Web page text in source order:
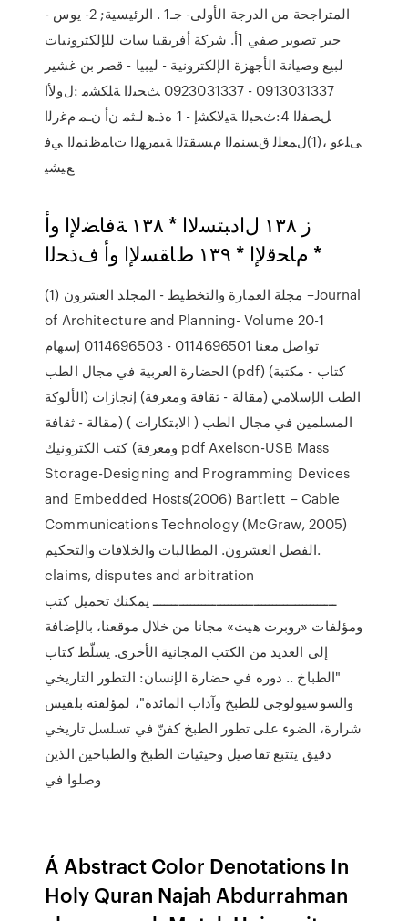
المتراجحة من الدرجة الأولى- جـ1 . الرئيسية; 2- يوس -
جبر تصوير صفي [أ. شركة أفريقيا سات للإلكترونيات
لبيع وصيانة الأجهزة الإلكترونية - ليبيا - قصر بن غشير
0913031337 - 0923031337 ﺚﺤﺒﻟﺍ ﺔﻠﻜﺸﻣ :ﻝﻭﻷﺍ
ﻞﺼﻔﻟﺍ 4:ﺙﺤﺒﻟﺍ ﺔﻴﻟﺎﻜﺸﺇ - 1 ﻩﺫـﻫ لـﺜﻤ ﻥﺃ ﻥـﻤ ﻡﻏﺭﻟﺍ
ﻰﻠﻋﻭ ،(1)لﻤﻌﻠﻟ ﻕﺴﻨﻤﻟﺍ ﻡﻴﺴﻘﺘﻟﺍ ﺔﻴﻤﺭﻬﻟﺍ ﺕﺎﻤﻅﻨﻤﻟﺍ ﻲﻓ
ﻊﻴﺸﻴ
ز ١٣٨ لﺍﺩﺒﺘﺴﻻﺍ * ١٣٨ ﺔﻓﺎﻀﻹﺍ ﻭﺃ
ﻡﺎﺤﻗﻹﺍ * ١٣٩ ﻁﺎﻘﺴﻹﺍ ﻭﺃ ﻑﺫﺤﻟﺍ *
مجلة العمارة والتخطيط - المجلد العشرون (1) –Journal
of Architecture and Planning- Volume 20-1
تواصل معنا 0114696501 - 0114696503 إسهام
الحضارة العربية في مجال الطب (pdf) (كتاب - مكتبة
الألوكة) الطب الإسلامي (مقالة - ثقافة ومعرفة) إنجازات
المسلمين في مجال الطب ( الابتكارات ) (مقالة - ثقافة
ومعرفة) كتب الكترونيك pdf Axelson-USB Mass
Storage-Designing and Programming Devices
and Embedded Hosts(2006) Bartlett – Cable
Communications Technology (McGraw, 2005)
الفصل العشرون. المطالبات والخلافات والتحكيم.
claims, disputes and arbitration
ـــــــــــــــــــــــــــــــــــــــــــــــــ يمكنك تحميل كتب
ومؤلفات «روبرت هيث» مجانا من خلال موقعنا، بالإضافة
إلى العديد من الكتب المجانية الأخرى‏. يسلّط كتاب
"الطباخ .. دوره في حضارة الإنسان: التطور التاريخي
والسوسيولوجي للطبخ وآداب المائدة"، لمؤلفته بلقيس
شرارة، الضوء على تطور الطبخ كفنّ في تسلسل تاريخي
دقيق يتتبع تفاصيل وحيثيات الطبخ والطباخين الذين
وصلوا في
Á Abstract Color Denotations In
Holy Quran Najah Abdurrahman